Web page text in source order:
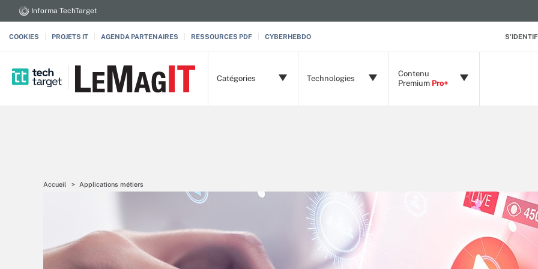
Informa TechTarget
COOKIES PROJETS IT AGENDA PARTENAIRES RESSOURCES PDF CYBERHEBDO
Catégories Technologies
Contenu
Premium Pro+
Accueil Applications métiers